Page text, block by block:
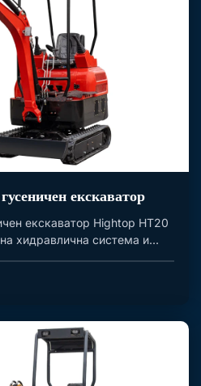
екскаватор
екскаватор Hightop HT20
хидравлична система и...